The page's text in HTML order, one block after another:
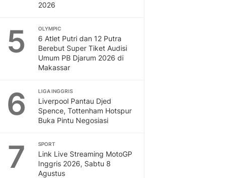
2026
5 OLYMPIC
6 Atlet Putri dan 12 Putra
Berebut Super Tiket Audisi
Umum PB Djarum 2026 di
Makassar
6 LIGA INGGRIS
Liverpool Pantau Djed
Spence, Tottenham Hotspur
Buka Pintu Negosiasi
7 SPORT
Link Live Streaming MotoGP
Inggris 2026, Sabtu 8
Agustus